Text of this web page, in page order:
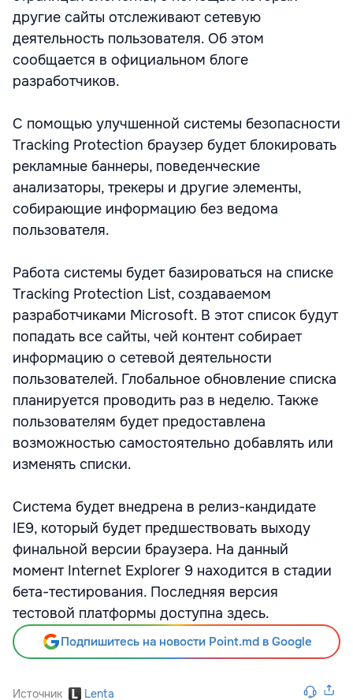
другие сайты отслеживают сетевую
деятельность пользователя. Об этом
сообщается в официальном блоге
разработчиков.
С помощью улучшенной системы безопасности
Tracking Protection браузер будет блокировать
рекламные баннеры, поведенческие
анализаторы, трекеры и другие элементы,
собирающие информацию без ведома
пользователя.
Работа системы будет базироваться на списке
Tracking Protection List, создаваемом
разработчиками Microsoft. В этот список будут
попадать все сайты, чей контент собирает
информацию о сетевой деятельности
пользователей. Глобальное обновление списка
планируется проводить раз в неделю. Также
пользователям будет предоставлена
возможностью самостоятельно добавлять или
изменять списки.
Система будет внедрена в релиз-кандидате
IE9, который будет предшествовать выходу
финальной версии браузера. На данный
момент Internet Explorer 9 находится в стадии
бета-тестирования. Последняя версия
тестовой платформы доступна здесь.
Подпишитесь на новости Point.md в Google
Источник Lenta